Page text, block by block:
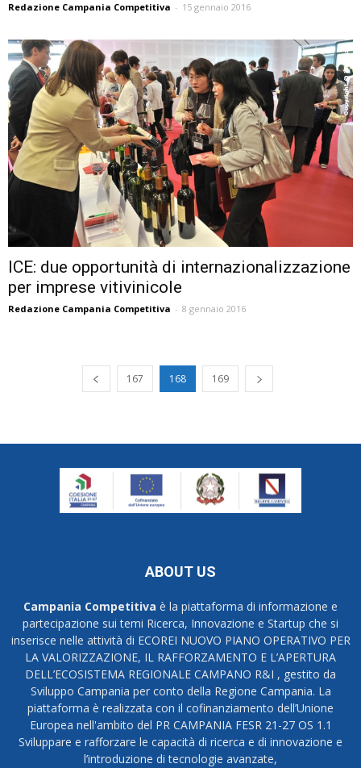
Redazione Campania Competitiva - 15 gennaio 2016
ICE: due opportunità di internazionalizzazione
per imprese vitivinicole
Redazione Campania Competitiva - 8 gennaio 2016
167 168 169
ABOUT US
Campania Competitiva è la piattaforma di informazione e
partecipazione sui temi Ricerca, Innovazione e Startup che si
inserisce nelle attività di ECOREI NUOVO PIANO OPERATIVO PER
LA VALORIZZAZIONE, IL RAFFORZAMENTO E L’APERTURA
DELL’ECOSISTEMA REGIONALE CAMPANO R&I , gestito da
Sviluppo Campania per conto della Regione Campania. La
piattaforma è realizzata con il cofinanziamento dell’Unione
Europea nell'ambito del PR CAMPANIA FESR 21-27 OS 1.1
Sviluppare e rafforzare le capacità di ricerca e di innovazione e
l’introduzione di tecnologie avanzate,